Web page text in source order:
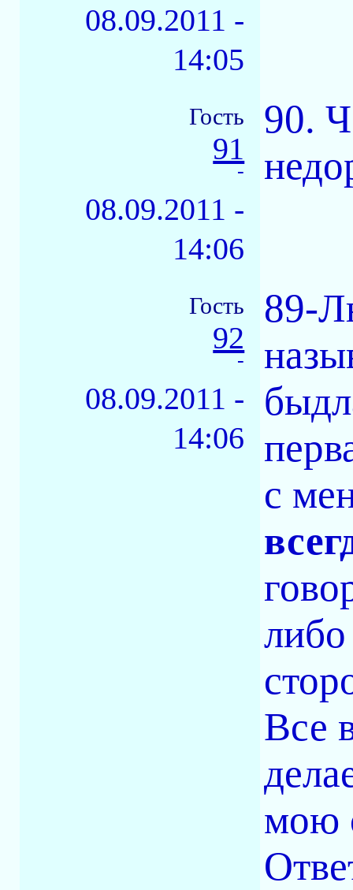
08.09.2011 -
14:05
Гость
91
-
08.09.2011 -
14:06
90.
Гость
92
-
08.09.2011 -
14:06
89-
с
Все
мою